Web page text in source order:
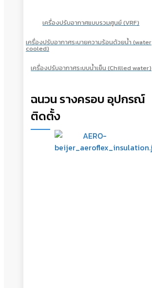
เครื่องปรับอากาศแบบรวมศูนย์ (VRF)
เครื่องปรับอากาศระบายความร้อนด้วยน้ำ (water
cooled)
เครื่องปรับอากาศระบบน้ำเย็น (Chilled water)
ฉนวน รางครอบ อุปกรณ์
ติดตั้ง